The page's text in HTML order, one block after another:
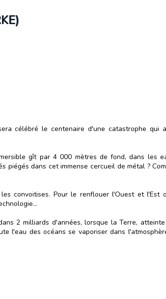
célébré le centenaire d'une catastrophe qui
gît par 4 000 mètres de fond, dans les
piégés dans cet immense cercueil de métal ?
convoitises. Pour le renflouer l'Ouest et l'Est
2 milliards d'années, lorsque la Terre,
l'eau des océans se vaporiser dans